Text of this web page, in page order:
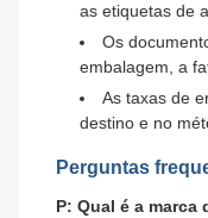
as etiquetas de
Os
embalagem, a
As taxas de
destino e no
Perguntas
P: Qual é a marca